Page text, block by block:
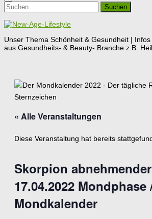
Suchen
nach:
Unser Thema Schönheit & Gesundheit |
aus Gesundheits- & Beauty- Branche z.B.
« Alle Veranstaltungen
Diese Veranstaltung hat bereits
Skorpion
17.04.2022 Mondphase
Mondkalender